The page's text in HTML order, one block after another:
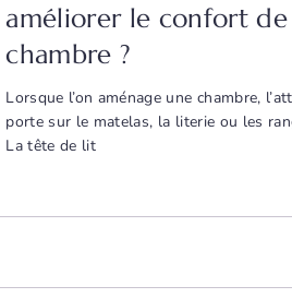
améliorer le confort de
chambre ?
Lorsque l’on aménage une chambre,
porte sur le matelas, la literie ou les
La tête de lit